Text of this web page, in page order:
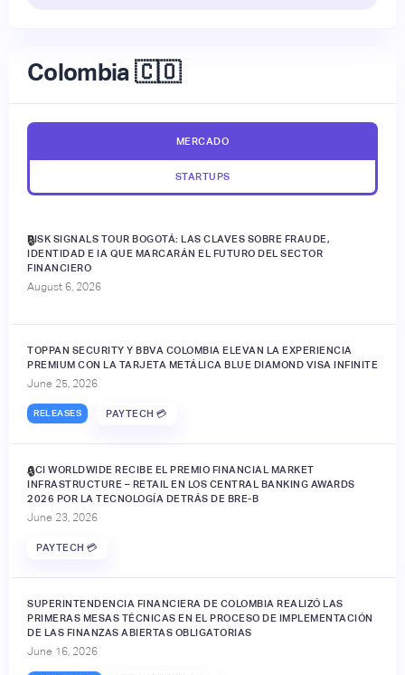
Colombia 🇨🇴
MERCADO
STARTUPS
RISK SIGNALS TOUR BOGOTÁ: LAS CLAVES SOBRE FRAUDE,
IDENTIDAD E IA QUE MARCARÁN EL FUTURO DEL SECTOR
FINANCIERO
August 6, 2026
🔒
TOPPAN SECURITY Y BBVA COLOMBIA ELEVAN LA EXPERIENCIA
PREMIUM CON LA TARJETA METÁLICA BLUE DIAMOND VISA INFINITE
June 25, 2026
RELEASES PAYTECH 💳
ACI WORLDWIDE RECIBE EL PREMIO FINANCIAL MARKET
INFRASTRUCTURE – RETAIL EN LOS CENTRAL BANKING AWARDS
2026 POR LA TECNOLOGÍA DETRÁS DE BRE-B
June 23, 2026
PAYTECH 💳
🔒
SUPERINTENDENCIA FINANCIERA DE COLOMBIA REALIZÓ LAS
PRIMERAS MESAS TÉCNICAS EN EL PROCESO DE IMPLEMENTACIÓN
DE LAS FINANZAS ABIERTAS OBLIGATORIAS
June 16, 2026